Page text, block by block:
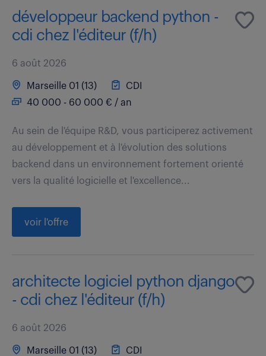
développeur backend python -
cdi chez l'éditeur (f/h)
6 août 2026
Marseille 01 (13)
CDI
40 000 - 60 000 € / an
Au sein de l'équipe R&D, vous participerez activement
au développement et à l'évolution des solutions
backend dans un environnement fortement orienté
vers la qualité logicielle et l'excellence...
voir l'offre
architecte logiciel python django
- cdi chez l'éditeur (f/h)
6 août 2026
Marseille 01 (13)
CDI